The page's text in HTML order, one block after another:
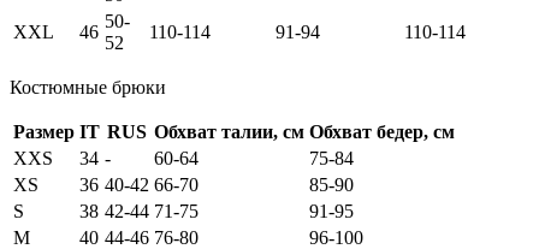
XXL 46
50-
52
110-114 91-94 110-114
Костюмные брюки
Размер IT RUS Обхват талии, см Обхват бедер, см
XXS
34 - 60-64
75-84
XS
36 40-42 66-70
85-90
S
38 42-44 71-75
91-95
M
40 44-46 76-80
96-100